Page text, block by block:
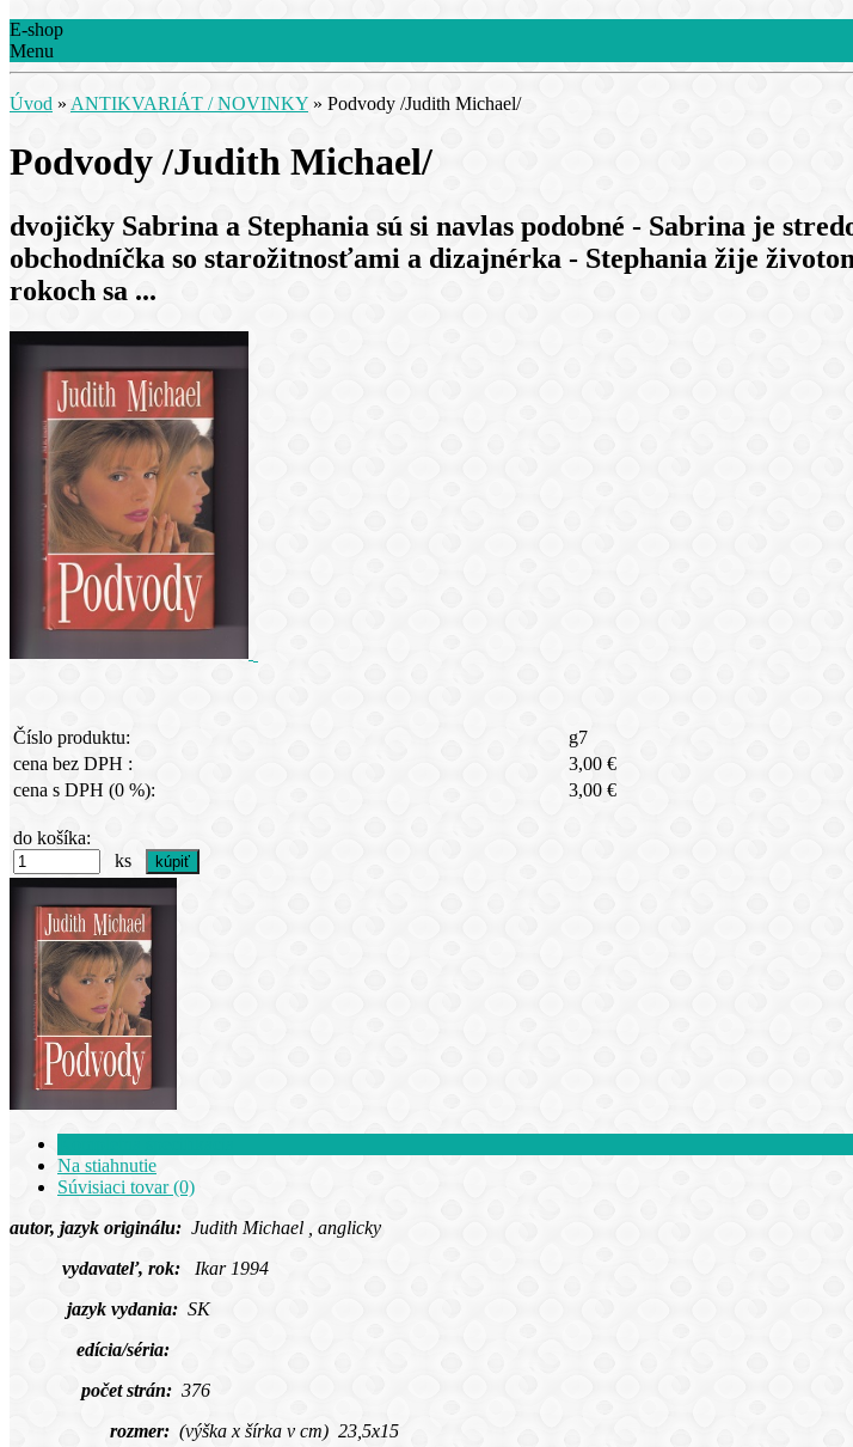
E-shop
Menu
Úvod » ANTIKVARIÁT / NOVINKY » Podvody /Judith Michael/
Podvody /Judith Michael/
dvojičky Sabrina a Stephania sú si navlas podobné - Sabrina je
obchodníčka so starožitnosťami a dizajnérka - Stephania žije
rokoch sa ...
Číslo produktu:
g7
cena bez DPH :
3,00 €
cena s DPH (0 %):
3,00 €
do košíka:
ks
Na stiahnutie
Súvisiaci tovar (0)
autor, jazyk originálu: Judith Michael , anglicky
vydavateľ, rok:
Ikar 1994
jazyk vydania: SK
edícia/séria:
počet strán: 376
rozmer: (výška x šírka v cm) 23,5x15